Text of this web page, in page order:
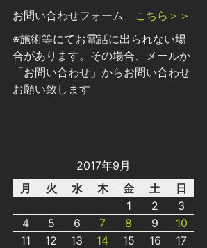
お問い合わせフォーム こちら＞＞
※施術等にてお電話に出られない場
合があります。その場合、メールか
「お問い合わせ」からお問い合わせ
お願い致します
2017年9月
月
火 水 木 金 土
日
1
2
3
4
5 6 7 8 9
10
11
12 13 14 15 16 17